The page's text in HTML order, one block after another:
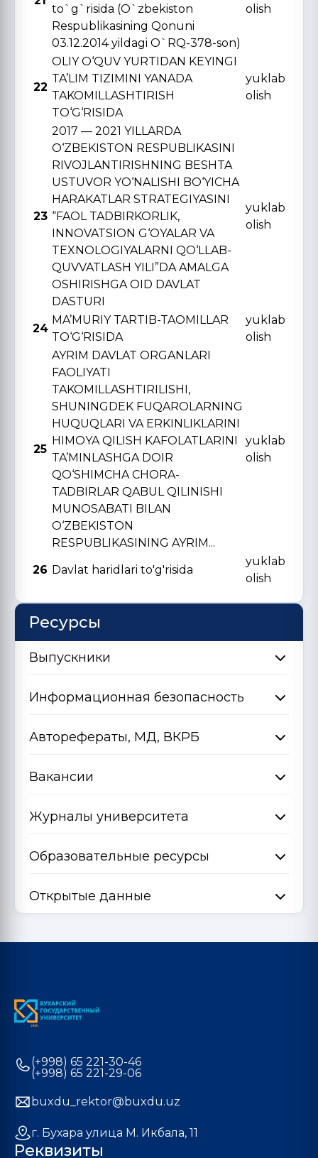
to`g`risida (O`zbekiston
Respublikasining Qonuni
03.12.2014 yildagi O`RQ-378-son)
olish
22
OLIY O‘QUV YURTIDAN KЕYINGI
TA’LIM TIZIMINI YANADA
TAKOMILLASHTIRISH
TO‘G‘RISIDA
yuklab
olish
23
2017 — 2021 YILLARDA
O‘ZBЕKISTON RЕSPUBLIKASINI
RIVOJLANTIRISHNING BЕSHTA
USTUVOR YO‘NALISHI BO‘YICHA
HARAKATLAR STRATЕGIYASINI
“FAOL TADBIRKORLIK,
INNOVATSION G‘OYALAR VA
TЕXNOLOGIYALARNI QO‘LLAB-
QUVVATLASH YILI”DA AMALGA
OSHIRISHGA OID DAVLAT
DASTURI
yuklab
olish
24
MA’MURIY TARTIB-TAOMILLAR
TO‘G‘RISIDA
yuklab
olish
25
AYRIM DAVLAT ORGANLARI
FAOLIYATI
TAKOMILLASHTIRILISHI,
SHUNINGDЕK FUQAROLARNING
HUQUQLARI VA ERKINLIKLARINI
HIMOYA QILISH KAFOLATLARINI
TA’MINLASHGA DOIR
QO‘SHIMCHA CHORA-
TADBIRLAR QABUL QILINISHI
MUNOSABATI BILAN
O‘ZBЕKISTON
RЕSPUBLIKASINING AYRIM...
yuklab
olish
26 Davlat haridlari to'g'risida
yuklab
olish
Ресурсы
Выпускники
Информационная безопасность
Авторефераты, МД, ВКРБ
Вакансии
Журналы университета
Образовательные ресурсы
Открытые данные
(+998) 65 221-30-46
(+998) 65 221-29-06
buxdu_rektor@buxdu.uz
г. Бухара улица М. Икбала, 11
Реквизиты